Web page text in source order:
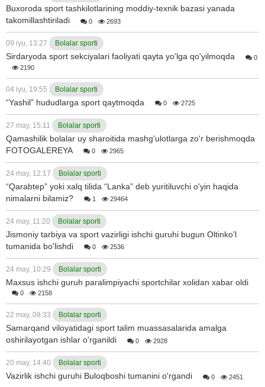
Buxoroda sport tashkilotlarining moddiy-texnik bazasi yanada
takomillashtiriladi
0 2693
09 iyu, 13:27 Bolalar sporti
Sirdaryoda sport sekciyalari faoliyati qayta yo'lga qo'yilmoqda
0
2190
04 iyu, 19:55 Bolalar sporti
“Yashil” hududlarga sport qaytmoqda 0 2725
27 may, 15:11 Bolalar sporti
Qamashilik bolalar uy sharoitida mashg'ulotlarga zo'r berishmoqda
FOTOGALEREYA
0 2965
24 may, 12:17 Bolalar sporti
“Qarabtep” yoki xalq tilida “Lanka” deb yuritiluvchi o'yin haqida
nimalarni bilamiz?
1 29464
24 may, 11:20 Bolalar sporti
Jismoniy tarbiya va sport vazirligi ishchi guruhi bugun Oltinko'l
tumanida bo'lishdi
0 2536
24 may, 10:29 Bolalar sporti
Maxsus ishchi guruh paralimpiyachi sportchilar xolidan xabar oldi
0 2158
22 may, 08:33 Bolalar sporti
Samarqand viloyatidagi sport talim muassasalarida amalga
oshirilayotgan ishlar o'rganildi
0 2928
20 may, 14:40 Bolalar sporti
Vazirlik ishchi guruhi Buloqboshi tumanini o'rgandi 0 2451